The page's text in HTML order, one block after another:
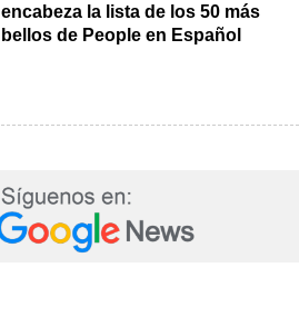
encabeza la lista de los 50 más
bellos de People en Español